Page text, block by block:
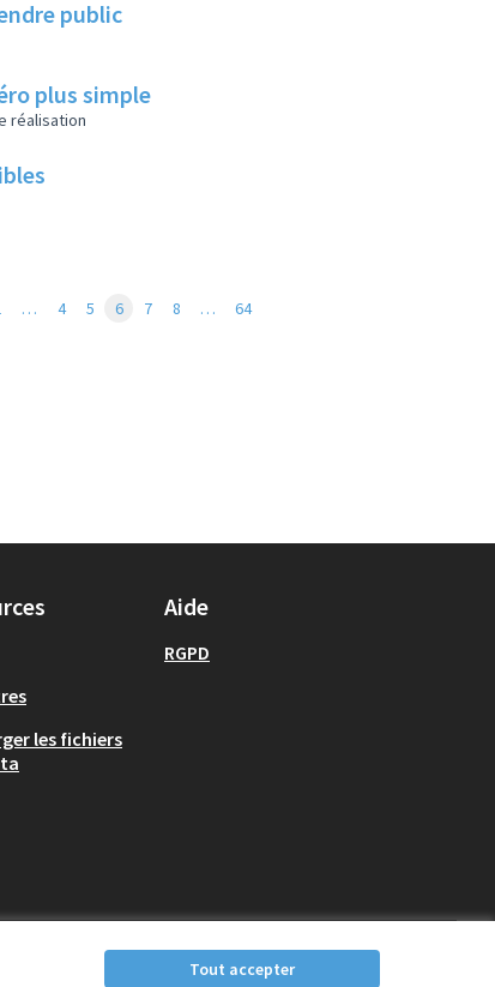
Tout accepter
public
plus simple
réalisation
… 4 5 6 7 8 …
64
les fichiers
Aide
RGPD